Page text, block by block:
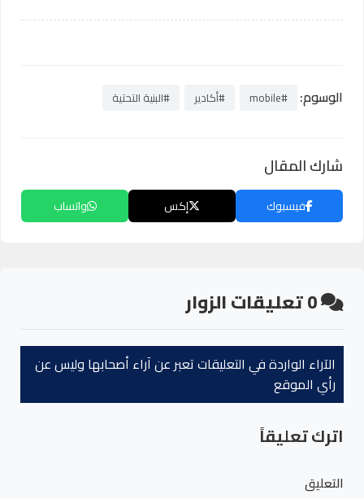
الوسوم: #mobile #أكادير #البنية التحتية
شارك المقال
فيسبوك إكس واتساب
0تعليقات الزوار
الآراء الواردة في التعليقات تعبر عن آراء أصحابها وليس عن
رأي الموقع
اترك تعليقاً
التعليق